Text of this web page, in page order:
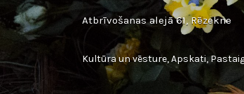
Atbrīvošanas alejā 61, Rēzekne
Kultūra un vēsture,Apskati,